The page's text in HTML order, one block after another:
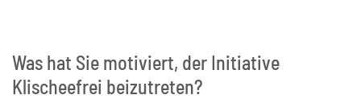
Was hat Sie motiviert, der Initiative
Klischeefrei beizutreten?